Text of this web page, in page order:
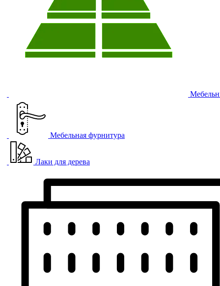
Мебельная фурнитура
Лаки для дерева